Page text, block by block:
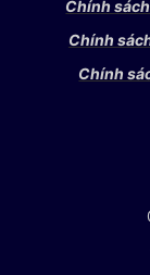
Chính
Chính
Chính